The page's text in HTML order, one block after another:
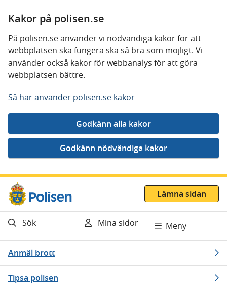
Kakor på polisen.se
På polisen.se använder vi nödvändiga kakor för att
webbplatsen ska fungera ska så bra som möjligt. Vi
använder också kakor för webbanalys för att göra
webbplatsen bättre.
Så här använder polisen.se kakor
Gå direkt till innehåll
Lämna sidan
Sök Mina sidor Meny
Anmäl brott
Tipsa polisen